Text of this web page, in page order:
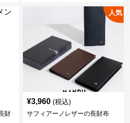
財
人気
¥3,960 (税込)
サフィアーノレザーの長財布